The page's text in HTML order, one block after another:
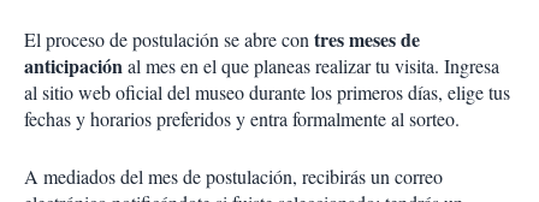
El proceso de postulación se abre contres meses de
anticipaciónal mes en el que planeas realizar tu visita. Ingresa
al sitio web oficial del museo durante los primeros días, elige tus
fechas y horarios preferidos y entra formalmente al sorteo.
A mediados del mes de postulación, recibirás un correo